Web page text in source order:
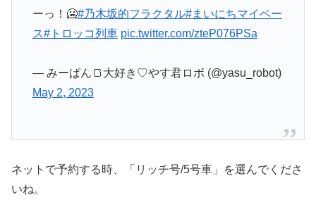
ーっ！🥶#乃木坂的フラクタル#まいにちマイペー
ス#トロッコ列車 pic.twitter.com/zteP076PSa
— みーぱん🍞大好き♡やす君ロボ (@yasu_robot)
May 2, 2023
ネットで予約する時、「リッチ号/5号車」を選んでくださ
いね。